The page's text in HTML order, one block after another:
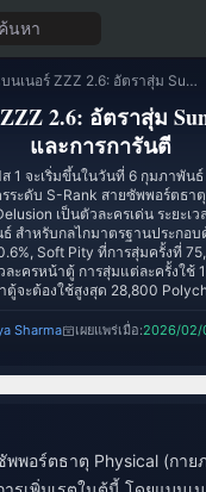
ค้นหา
คู่มือแบนเนอร์ ZZZ 2.6: อัตราสุ่ม Sunna, ระบบ Pity และการการันตี
2.6: อัตราสุ่ม
และการการันตี
1 จะเริ่มขึ้นในวันที่ 6 กุมภาพัน
ระดับ S-Rank สายซัพพอร์ตธา
เป็นตัวละครเด่น ระยะเ
สำหรับกลไกมาตรฐานประกอ
Soft Pity ที่การสุ่มครั้งที่
ะครหน้าตู้ การสุ่มแต่ละครั้งใช้
จะต้องใช้สูงสุด 28,800
Sharma เผยแพร่เมื่อ:2026/02/
พพอร์ตธาตุ Physical (กาย